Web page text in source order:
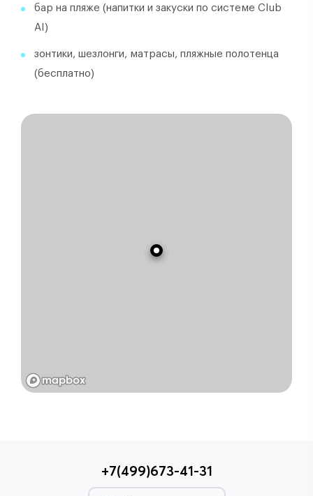
бар на пляже (напитки и закуски по системе Club
AI)
зонтики, шезлонги, матрасы, пляжные полотенца
(бесплатно)
+7(499)673-41-31